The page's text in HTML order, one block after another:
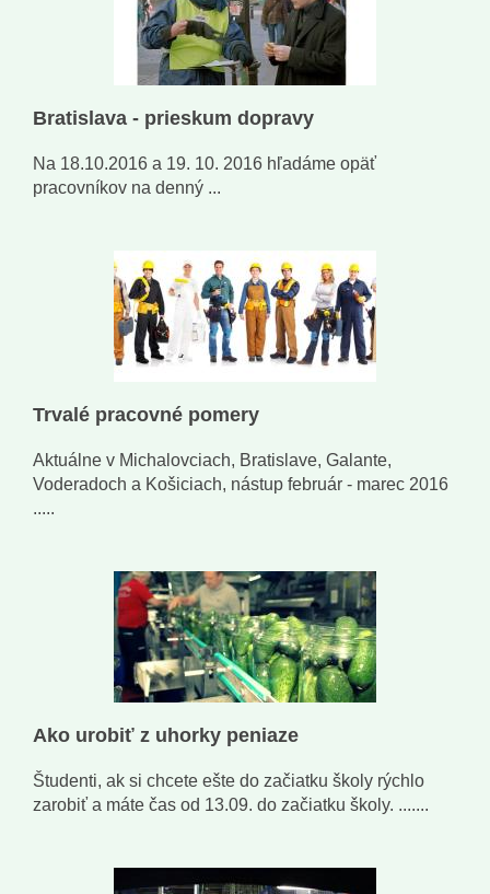
Bratislava - prieskum dopravy
Na 18.10.2016 a 19. 10. 2016 hľadáme opäť
pracovníkov na denný ...
Trvalé pracovné pomery
Aktuálne v Michalovciach, Bratislave, Galante,
Voderadoch a Košiciach, nástup február - marec 2016
.....
Ako urobiť z uhorky peniaze
Študenti, ak si chcete ešte do začiatku školy rýchlo
zarobiť a máte čas od 13.09. do začiatku školy. .......